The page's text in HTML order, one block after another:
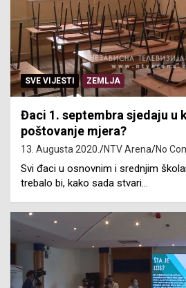
SVE VIJESTI ZEMLJA
Đaci 1. septembra sjedaju u
poštovanje mjera?
13. Augusta 2020. NTV Arena No
Svi đaci u osnovnim i srednjim
trebalo bi, kako sada stvari…